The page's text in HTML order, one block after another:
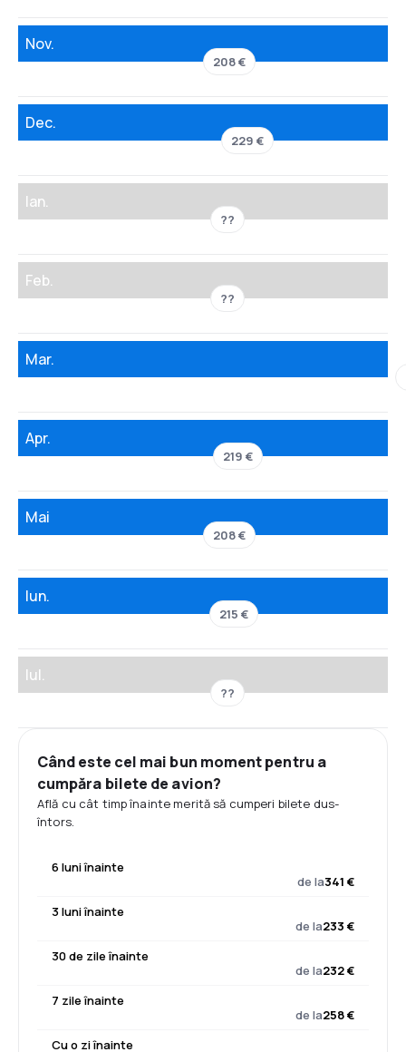
Nov.
208 €
Dec.
229 €
Ian.
??
Feb.
??
Mar.
Apr.
219 €
Mai
208 €
Iun.
215 €
Iul.
??
Când este cel mai bun moment pentru a
cumpăra bilete de avion?
Află cu cât timp înainte merită să cumperi bilete dus-
întors.
6 luni înainte
de la341 €
3 luni înainte
de la233 €
30 de zile înainte
de la232 €
7 zile înainte
de la258 €
Cu o zi înainte